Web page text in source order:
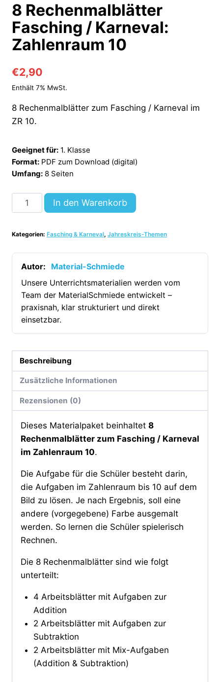
8 Rechenmalblätter
Fasching / Karneval:
Zahlenraum 10
€2,90
Enthält 7% MwSt.
8 Rechenmalblätter zum Fasching / Karneval im
ZR 10.
Geeignet für: 1. Klasse
Format: PDF zum Download (digital)
Umfang: 8 Seiten
Rechenmalblätter
/
Karneval:
Zahlenraum
[Digital]
Menge
In den Warenkorb
Kategorien: Fasching & Karneval, Jahreskreis-Themen
Autor:
Material-Schmiede
Unsere Unterrichtsmaterialien werden vom
Team der MaterialSchmiede entwickelt –
praxisnah, klar strukturiert und direkt
einsetzbar.
Beschreibung
Zusätzliche Informationen
Rezensionen (0)
Dieses Materialpaket beinhaltet 8
Rechenmalblätter zum Fasching / Karneval
im Zahlenraum 10.
Die Aufgabe für die Schüler besteht darin,
die Aufgaben im Zahlenraum bis 10 auf dem
Bild zu lösen. Je nach Ergebnis, soll eine
andere (vorgegebene) Farbe ausgemalt
werden. So lernen die Schüler spielerisch
Rechnen.
Die 8 Rechenmalblätter sind wie folgt
unterteilt:
4 Arbeitsblätter mit Aufgaben zur
Addition
2 Arbeitsblätter mit Aufgaben zur
Subtraktion
2 Arbeitsblätter mit Mix-Aufgaben
(Addition & Subtraktion)